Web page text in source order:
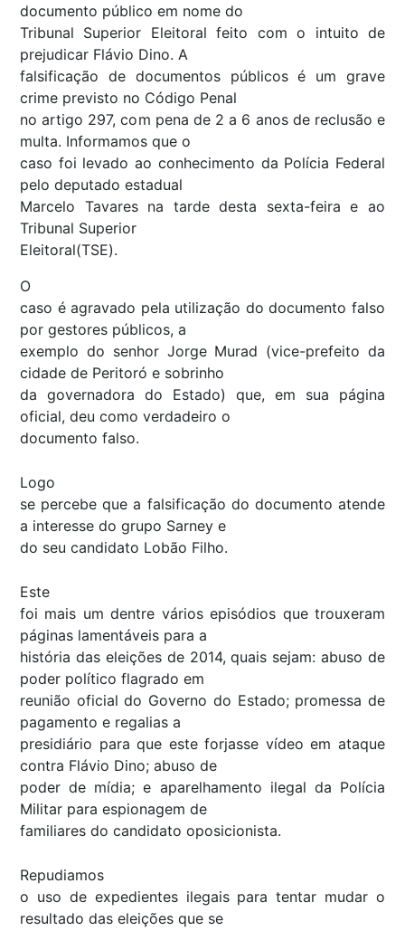
documento público em nome do
Tribunal Superior Eleitoral feito com o intuito de
prejudicar Flávio Dino. A
falsificação de documentos públicos é um grave
crime previsto no Código Penal
no artigo 297, com pena de 2 a 6 anos de reclusão e
multa. Informamos que o
caso foi levado ao conhecimento da Polícia Federal
pelo deputado estadual
Marcelo Tavares na tarde desta sexta-feira e ao
Tribunal Superior
Eleitoral(TSE).
O
caso é agravado pela utilização do documento falso
por gestores públicos, a
exemplo do senhor Jorge Murad (vice-prefeito da
cidade de Peritoró e sobrinho
da governadora do Estado) que, em sua página
oficial, deu como verdadeiro o
documento falso.
Logo
se percebe que a falsificação do documento atende
a interesse do grupo Sarney e
do seu candidato Lobão Filho.
Este
foi mais um dentre vários episódios que trouxeram
páginas lamentáveis para a
história das eleições de 2014, quais sejam: abuso de
poder político flagrado em
reunião oficial do Governo do Estado; promessa de
pagamento e regalias a
presidiário para que este forjasse vídeo em ataque
contra Flávio Dino; abuso de
poder de mídia; e aparelhamento ilegal da Polícia
Militar para espionagem de
familiares do candidato oposicionista.
Repudiamos
o uso de expedientes ilegais para tentar mudar o
resultado das eleições que se